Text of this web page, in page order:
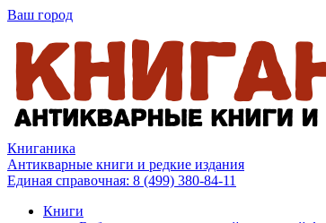
Ваш город
Книганика
Антикварные книги и редкие издания
Единая справочная: 8 (499) 380-84-11
Книги